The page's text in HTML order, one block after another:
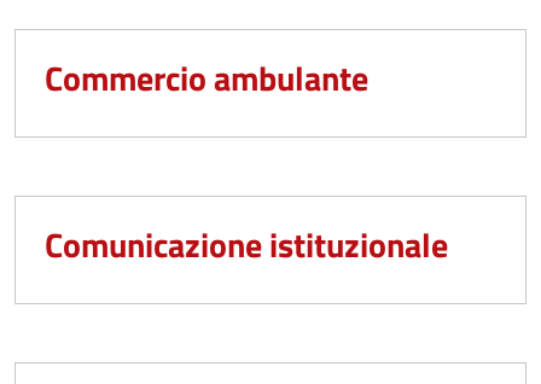
Commercio ambulante
Comunicazione istituzionale